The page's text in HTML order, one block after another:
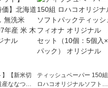
】【新米切
産ななつぼ
ティッシュペーパー 150組
ロハコオリジナルソフトパ